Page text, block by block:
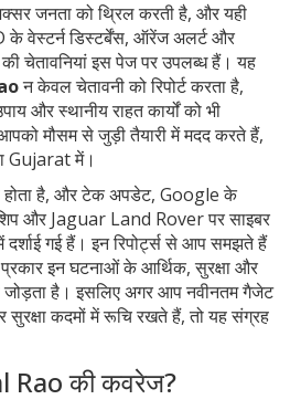
जनता को थ्रिल करती है, और यही
के वेस्टर्न डिस्टर्बेंस, ऑरेंज अलर्ट और
चेतावनियांइस पेज पर उपलब्ध हैं। यह
न केवल चेतावनी को रिपोर्ट करता है,
और स्थानीय राहत कार्यों को भी
मौसम से जुड़ी तैयारी में मदद करते हैं,
Gujarat में।
होता है, औरटेक अपडेट, Google के
और Jaguar Land Rover पर साइबर
गई हैं। इन रिपोर्ट्स से आप समझते हैं
इन घटनाओं के आर्थिक, सुरक्षा और
जोड़ता है। इसलिए अगर आप नवीनतम गैजेट
सुरक्षा कदमों में रूचि रखते हैं, तो यह संग्रह
Rao की कवरेज?